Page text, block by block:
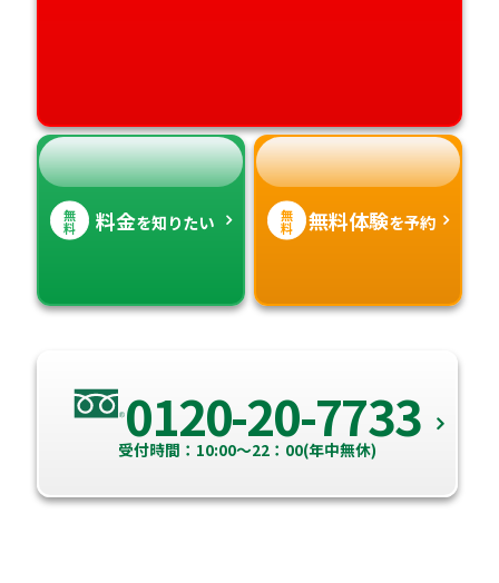
無
料 料金を知りたい 無
料 無料体験を予約
0120-20-7733
受付時間：10:00～22：00(年中無休)